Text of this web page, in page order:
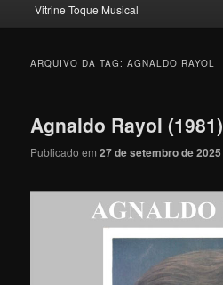
Vitrine Toque Musical
ARQUIVO DA TAG:AGNALDO RAYOL
Agnaldo Rayol (1981)
Publicado em27 de setembro de 2025